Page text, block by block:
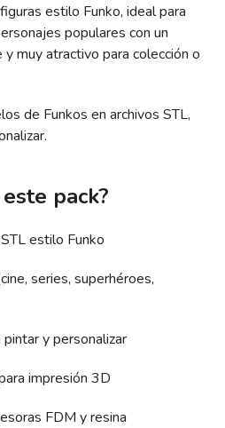
estilo Funko, ideal para
populares con un
muy atractivo para colección o
de Funkos en archivos STL,
pack?
estilo Funko
series, superhéroes,
y personalizar
impresión 3D
FDM y resina